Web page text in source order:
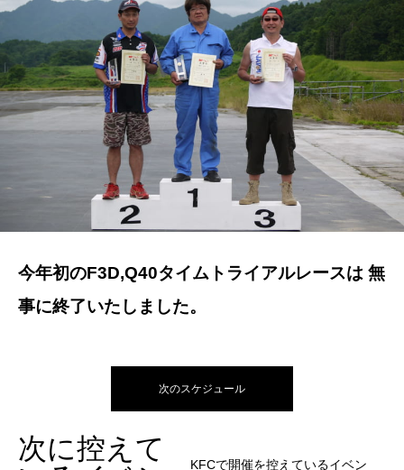
今年初のF3D,Q40タイムトライアルレースは 無
事に終了いたしました。
次のスケジュール
次に控えて
KFCで開催を控えているイベン